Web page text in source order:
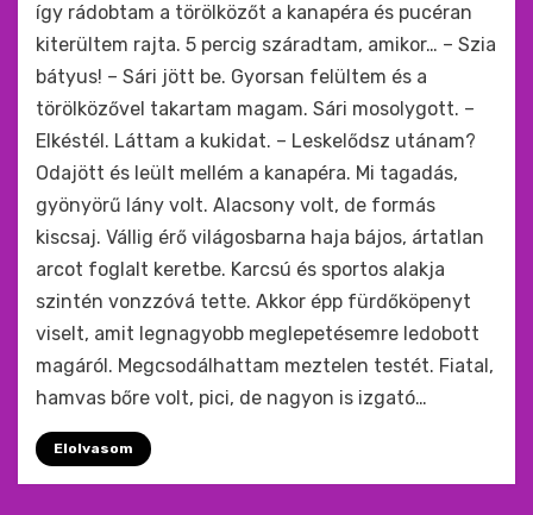
így rádobtam a törölközőt a kanapéra és pucéran
kiterültem rajta. 5 percig száradtam, amikor… – Szia
bátyus! – Sári jött be. Gyorsan felültem és a
törölközővel takartam magam. Sári mosolygott. –
Elkéstél. Láttam a kukidat. – Leskelődsz utánam?
Odajött és leült mellém a kanapéra. Mi tagadás,
gyönyörű lány volt. Alacsony volt, de formás
kiscsaj. Vállig érő világosbarna haja bájos, ártatlan
arcot foglalt keretbe. Karcsú és sportos alakja
szintén vonzzóvá tette. Akkor épp fürdőköpenyt
viselt, amit legnagyobb meglepetésemre ledobott
magáról. Megcsodálhattam meztelen testét. Fiatal,
hamvas bőre volt, pici, de nagyon is izgató…
Elolvasom